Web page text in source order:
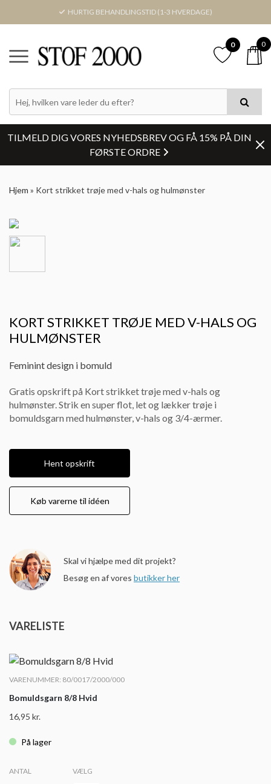
HURTIG BEHANDLINGSTID (1-3 HVERDAGE)
0 0
TILMELD DIG VORES NYHEDSBREV OG FÅ 15% PÅ DIN
FØRSTE ORDRE
Hjem » Kort strikket trøje med v-hals og hulmønster
KORT STRIKKET TRØJE MED V-HALS OG
HULMØNSTER
Feminint design i bomuld
Gratis opskrift på Kort strikket trøje med v-hals og
hulmønster. Strik en super flot, let og lækker trøje i
bomuldsgarn med hulmønster, v-hals og 3/4-ærmer.
Hent opskrift
Køb varerne til idéen
Skal vi hjælpe med dit projekt?
Besøg en af vores butikker her
VARELISTE
VARENUMMER: 80/0017/2000/000
Bomuldsgarn 8/8 Hvid
16,95 kr.
På lager
ANTAL VÆLG